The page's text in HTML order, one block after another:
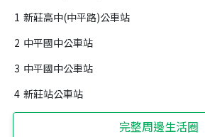
1 新莊高中(中平路)公車站
2 中平國中公車站
3 中平國中公車站
4 新莊站公車站
完整周邊生活圈